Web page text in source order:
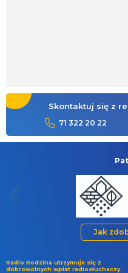
Skontaktuj się z
71 322 20 22
Jak
Radio Rodzina utrzymuje się z
dobrowolnych wpłat radiosłuchaczy.